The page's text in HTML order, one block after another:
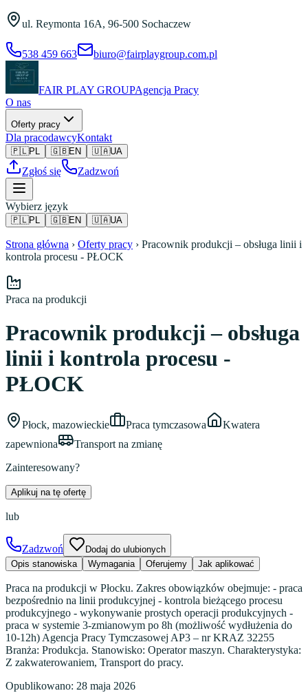
Przejdź do treści
ul. Reymonta 16A, 96-500 Sochaczew
538 459 663 biuro@fairplaygroup.com.pl
FAIR PLAY GROUPAgencja Pracy
O nas
Oferty pracy
Dla pracodawcyKontakt
🇵🇱PL 🇬🇧EN 🇺🇦UA
Zgłoś się Zadzwoń
Wybierz język
🇵🇱PL 🇬🇧EN 🇺🇦UA
Strona główna › Oferty pracy › Pracownik produkcji – obsługa linii i
kontrola procesu - PŁOCK
Praca na produkcji
Pracownik produkcji – obsługa
linii i kontrola procesu -
PŁOCK
Płock, mazowieckie Praca tymczasowa
Kwatera
zapewniona
Transport na zmianę
Zainteresowany?
Aplikuj na tę ofertę
lub
Zadzwoń
Dodaj do ulubionych
Opis stanowiska
Wymagania Oferujemy Jak aplikować
Praca na produkcji w Płocku. Zakres obowiązków obejmuje: - praca
bezpośrednio na linii produkcyjnej - kontrola bieżącego procesu
produkcyjnego - wykonywanie prostych operacji produkcyjnych -
praca w systemie 3-zmianowym po 8h (możliwość wydłużenia do
10-12h) Agencja Pracy Tymczasowej AP3 – nr KRAZ 32255
Branża: Produkcja. Stanowisko: Operator maszyn. Charakterystyka:
Z zakwaterowaniem, Transport do pracy.
Opublikowano: 28 maja 2026